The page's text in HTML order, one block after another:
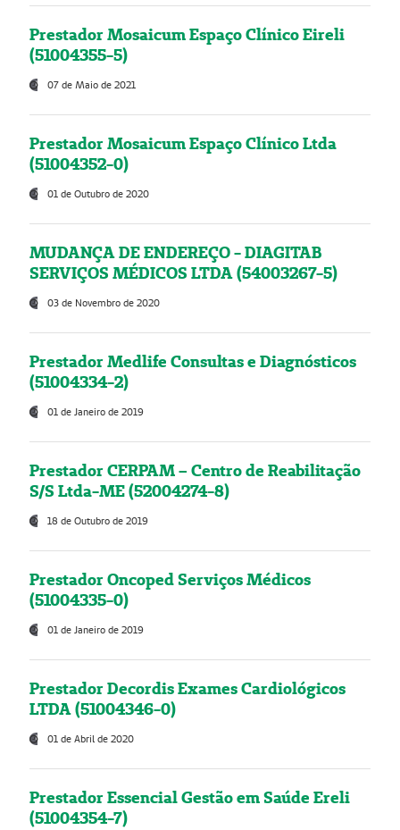
Prestador Mosaicum Espaço Clínico Eireli
(51004355-5)
07 de Maio de 2021
Prestador Mosaicum Espaço Clínico Ltda
(51004352-0)
01 de Outubro de 2020
MUDANÇA DE ENDEREÇO - DIAGITAB
SERVIÇOS MÉDICOS LTDA (54003267-5)
03 de Novembro de 2020
Prestador Medlife Consultas e Diagnósticos
(51004334-2)
01 de Janeiro de 2019
Prestador CERPAM – Centro de Reabilitação
S/S Ltda-ME (52004274-8)
18 de Outubro de 2019
Prestador Oncoped Serviços Médicos
(51004335-0)
01 de Janeiro de 2019
Prestador Decordis Exames Cardiológicos
LTDA (51004346-0)
01 de Abril de 2020
Prestador Essencial Gestão em Saúde Ereli
(51004354-7)